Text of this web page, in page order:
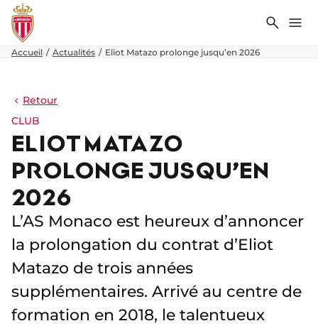
Accueil Actualités Eliot Matazo prolonge jusqu’en 2026
Retour
CLUB
ELIOT MATAZO
PROLONGE JUSQU’EN
2026
L’AS Monaco est heureux d’annoncer
la prolongation du contrat d’Eliot
Matazo de trois années
supplémentaires. Arrivé au centre de
formation en 2018, le talentueux